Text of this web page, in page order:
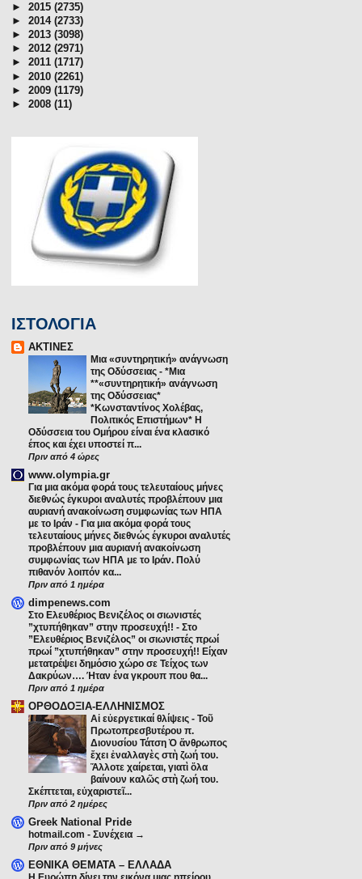
► 2015 (2735)
► 2014 (2733)
► 2013 (3098)
► 2012 (2971)
► 2011 (1717)
► 2010 (2261)
► 2009 (1179)
► 2008 (11)
ΙΣΤΟΛΟΓΙΑ
ΑΚΤΙΝΕΣ
Μια «συντηρητική» ανάγνωση
της Οδύσσειας - *Μια
**«συντηρητική» ανάγνωση
της Οδύσσειας*
*Κωνσταντίνος Χολέβας,
Πολιτικός Επιστήμων* Η
Οδύσσεια του Ομήρου είναι ένα κλασικό
έπος και έχει υποστεί π...
Πριν από 4 ώρες
www.olympia.gr
Για μια ακόμα φορά τους τελευταίους μήνες
διεθνώς έγκυροι αναλυτές προβλέπουν μια
αυριανή ανακοίνωση συμφωνίας των ΗΠΑ
με το Ιράν - Για μια ακόμα φορά τους
τελευταίους μήνες διεθνώς έγκυροι αναλυτές
προβλέπουν μια αυριανή ανακοίνωση
συμφωνίας των ΗΠΑ με το Ιράν. Πολύ
πιθανόν λοιπόν κα...
Πριν από 1 ημέρα
dimpenews.com
Στο Ελευθέριος Βενιζέλος οι σιωνιστές
”χτυπήθηκαν” στην προσευχή!! - Στο
”Ελευθέριος Βενιζέλος” οι σιωνιστές πρωί
πρωί ”χτυπήθηκαν” στην προσευχή!! Είχαν
μετατρέψει δημόσιο χώρο σε Τείχος των
Δακρύων…. Ήταν ένα γκρουπ που θα...
Πριν από 1 ημέρα
ΟΡΘΟΔΟΞΙΑ-ΕΛΛΗΝΙΣΜΟΣ
Αἱ εὐεργετικαί θλίψεις - Τοῦ
Πρωτοπρεσβυτέρου π.
Διονυσίου Τάτση Ὁ ἄνθρωπος
ἔχει ἐναλλαγὲς στὴ ζωή του.
Ἄλλοτε χαίρεται, γιατὶ ὅλα
βαίνουν καλῶς στὴ ζωή του.
Σκέπτεται, εὐχαριστεῖ...
Πριν από 2 ημέρες
Greek National Pride
hotmail.com - Συνέχεια →
Πριν από 9 μήνες
ΕΘΝΙΚΑ ΘΕΜΑΤΑ – ΕΛΛΑΔΑ